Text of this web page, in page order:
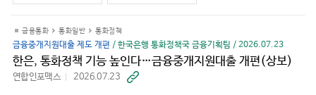
기
금융통화 통화일반 통화정책
금융중개지원대출 제도 개편 / 한국은행 통화정책국 금융기획팀 / 2026.07.23
한은, 통화정책 기능 높인다…금융중개지원대출 개편(상보)
연합인포맥스 2026.07.23
바